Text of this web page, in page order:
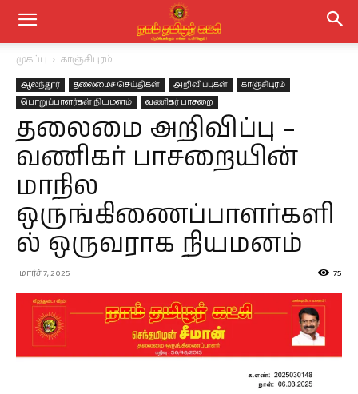
முகப்பு காஞ்சிபுரம்
ஆலந்தூர் தலைமைச் செய்திகள் அறிவிப்புகள்
காஞ்சிபுரம்
பொறுப்பாளர்கள் நியமனம்
வணிகர் பாசறை
தலைமை அறிவிப்பு –
வணிகர் பாசறையின்
மாநில
ஒருங்கிணைப்பாளர்களி
ல் ஒருவராக நியமனம்
மார்ச் 7, 2025 75